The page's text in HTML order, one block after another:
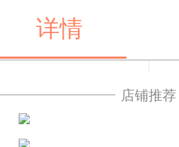
详情
店铺推荐